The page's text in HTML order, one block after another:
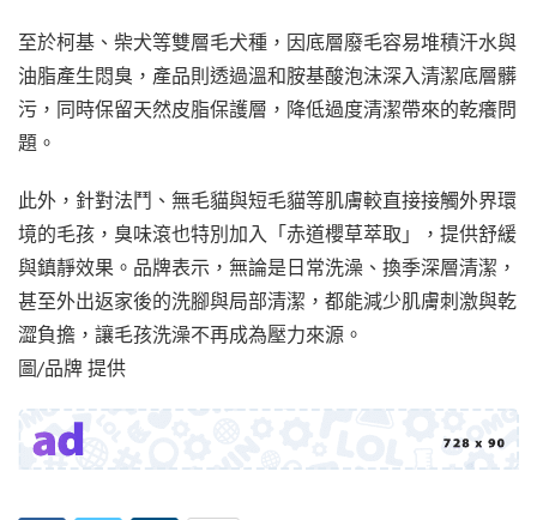
至於柯基、柴犬等雙層毛犬種，因底層廢毛容易堆積汗水與
油脂產生悶臭，產品則透過溫和胺基酸泡沫深入清潔底層髒
污，同時保留天然皮脂保護層，降低過度清潔帶來的乾癢問
題。
此外，針對法鬥、無毛貓與短毛貓等肌膚較直接接觸外界環
境的毛孩，臭味滾也特別加入「赤道櫻草萃取」，提供舒緩
與鎮靜效果。品牌表示，無論是日常洗澡、換季深層清潔，
甚至外出返家後的洗腳與局部清潔，都能減少肌膚刺激與乾
澀負擔，讓毛孩洗澡不再成為壓力來源。
圖/品牌 提供